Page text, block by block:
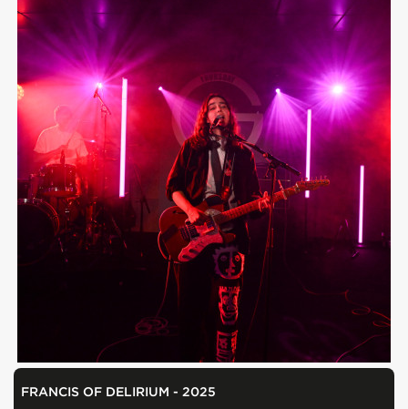
FRANCIS OF DELIRIUM - 2025